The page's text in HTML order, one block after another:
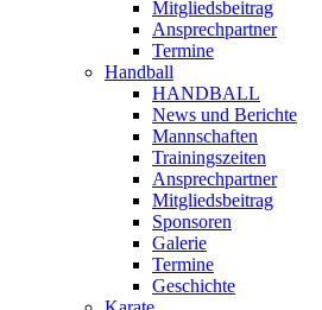
Mitgliedsbeitrag
Ansprechpartner
Termine
Handball
HANDBALL
News und Berichte
Mannschaften
Trainingszeiten
Ansprechpartner
Mitgliedsbeitrag
Sponsoren
Galerie
Termine
Geschichte